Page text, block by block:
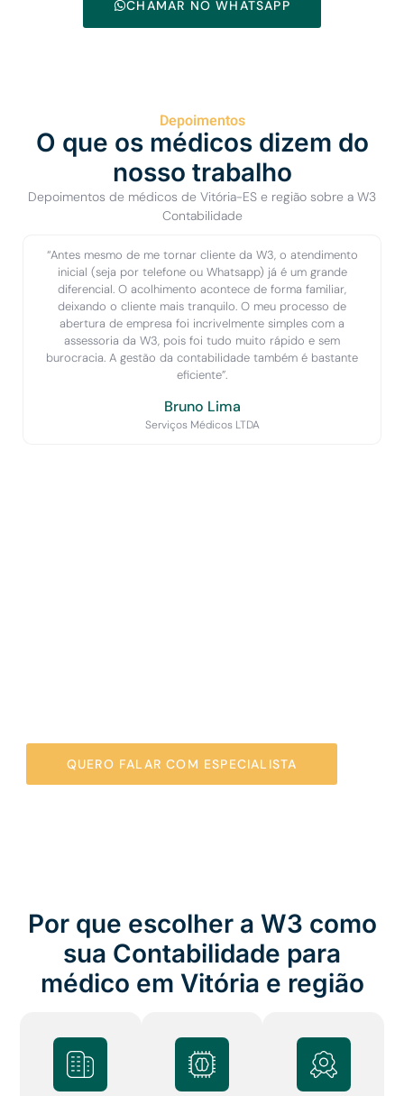
CHAMAR NO WHATSAPP
Depoimentos
O que os médicos dizem do
nosso trabalho
Depoimentos de médicos de Vitória-ES e região sobre a W3
Contabilidade
“Antes mesmo de me tornar cliente da W3, o atendimento
inicial (seja por telefone ou Whatsapp) já é um grande
diferencial. O acolhimento acontece de forma familiar,
deixando o cliente mais tranquilo. O meu processo de
abertura de empresa foi incrivelmente simples com a
assessoria da W3, pois foi tudo muito rápido e sem
burocracia. A gestão da contabilidade também é bastante
eficiente”.
Bruno Lima
Serviços Médicos LTDA
QUERO FALAR COM ESPECIALISTA
Por que escolher a W3 como
sua Contabilidade para
médico em Vitória e região